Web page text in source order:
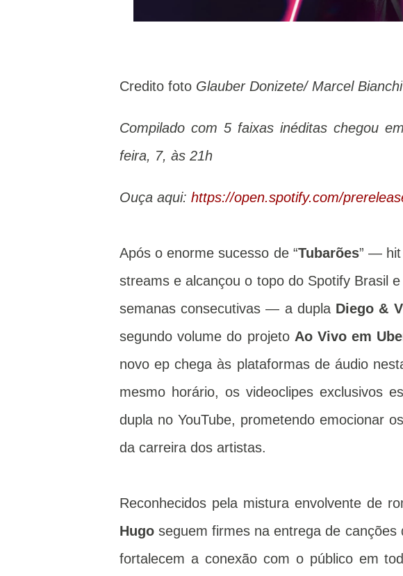
Credito foto Glauber Donizete/ Marcel Bianchi
Compilado com 5 faixas inéditas chegou
feira, 7, às 21h
Ouça aqui: https://open.spotify.com/
Após o enorme sucesso de “Tubarões” — hit
streams e alcançou o topo do Spotify Brasil
semanas consecutivas — a dupla Diego &
segundo volume do projeto Ao Vivo em
novo ep chega às plataformas de áudio
mesmo horário, os videoclipes exclusivos
dupla no YouTube, prometendo emocionar
da carreira dos artistas.
Reconhecidos pela mistura envolvente de
Hugo seguem firmes na entrega de
fortalecem a conexão com o público em